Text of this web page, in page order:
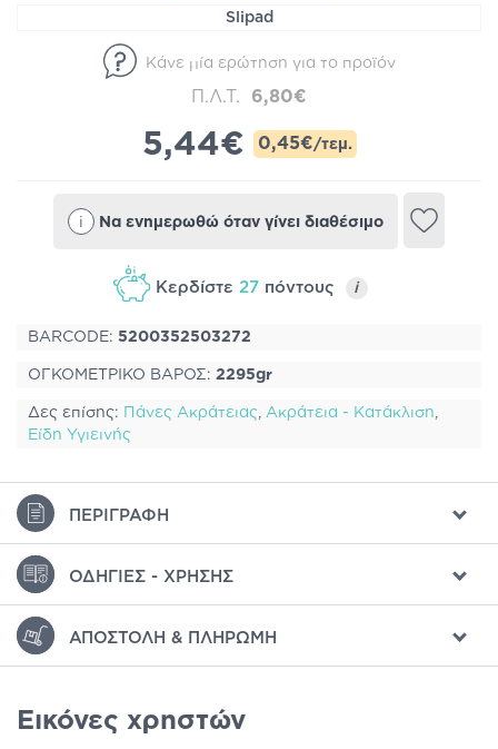
Slipad
Κάνε μία ερώτηση για το προϊόν
Π.Λ.Τ. 6,80€
5,44€ 0,45€/τεμ.
i Να ενημερωθώ όταν γίνει διαθέσιμο
Κερδίστε 27 πόντους i
BARCODE: 5200352503272
ΟΓΚΟΜΕΤΡΙΚΟ ΒΑΡΟΣ: 2295gr
Δες επίσης: Πάνες Ακράτειας, Ακράτεια - Κατάκλιση,
Είδη Υγιεινής
ΠΕΡΙΓΡΑΦΉ
ΟΔΗΓΊΕΣ - ΧΡΉΣΗΣ
ΑΠΟΣΤΟΛΉ & ΠΛΗΡΩΜΉ
Εικόνες χρηστών